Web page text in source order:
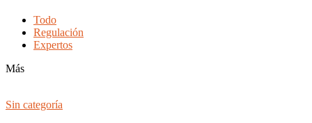
Todo
Regulación
Expertos
Más
Sin categoría